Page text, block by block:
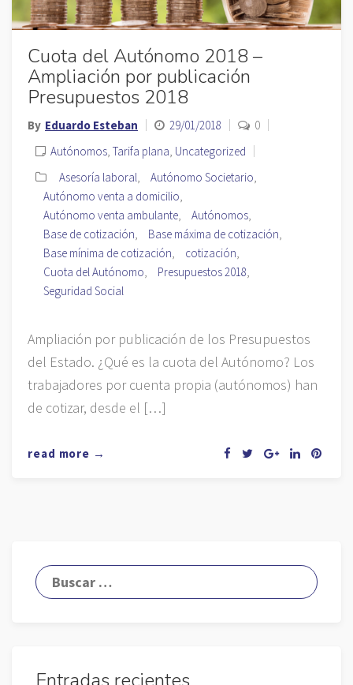
Cuota del Autónomo 2018 –
Ampliación por publicación
Presupuestos 2018
By Eduardo Esteban 29/01/2018
0
Autónomos, Tarifa plana, Uncategorized
Asesoría laboral, Autónomo Societario,
Autónomo venta a domicilio,
Autónomo venta ambulante, Autónomos,
Base de cotización, Base máxima de cotización,
Base mínima de cotización, cotización,
Cuota del Autónomo, Presupuestos 2018,
Seguridad Social
Ampliación por publicación de los Presupuestos
del Estado. ¿Qué es la cuota del Autónomo? Los
trabajadores por cuenta propia (autónomos) han
de cotizar, desde el […]
read more →